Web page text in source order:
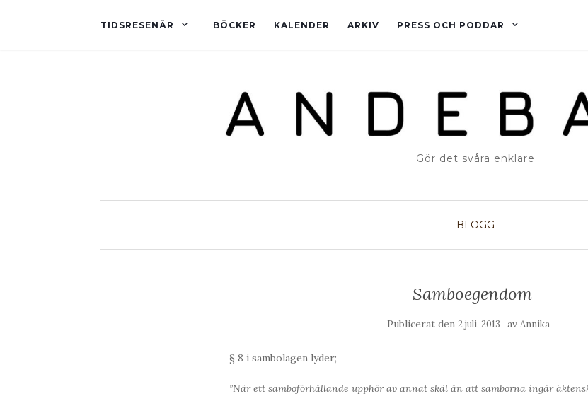
TIDSRESENÄR BÖCKER KALENDER ARKIV PRESS OCH PODDAR
Gör det svåra enklare
BLOGG
Samboegendom
Publicerat den 2 juli, 2013 av Annika
§ 8 i sambolagen lyder;
”När ett samboförhållande upphör av annat skäl än att samborna ingår